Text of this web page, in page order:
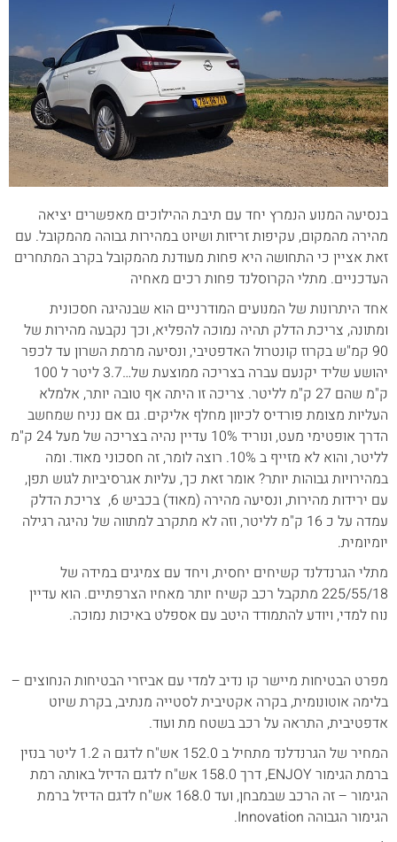
בנסיעה המנוע הנמרץ יחד עם תיבת ההילוכים מאפשרים יציאה
מהירה מהמקום, עקיפות זריזות ושיוט במהירות גבוהה מהמקובל. עם
זאת אציין כי התחושה היא פחות מעודנת מהמקובל בקרב המתחרים
העדכניים. מתלי הקרוסלנד פחות רכים מאחיה
אחד היתרונות של המנועים המודרניים הוא שבנהיגה חסכונית
ומתונה, צריכת הדלק תהיה נמוכה להפליא, וכך נקבעה מהירות של
90 קמ"ש בקרוז קונטרול האדפטיבי, ונסיעה מרמת השרון עד לכפר
יהושע שליד יקנעם עברה בצריכה ממוצעת של…3.7 ליטר ל 100
ק"מ שהם 27 ק"מ לליטר. צריכה זו היתה אף טובה יותר, אלמלא
העליות מצומת פורדיס לכיוון מחלף אליקים. גם אם נניח שמחשב
הדרך אופטימי מעט, ונוריד 10% עדיין נהיה בצריכה של מעל 24 ק"מ
לליטר, והוא לא מזייף ב 10%. רוצה לומר, זה חסכוני מאוד. ומה
במהירויות גבוהות יותר? אומר זאת כך, עליות אגרסיביות לגוש תפן,
עם ירידות מהירות, ונסיעה מהירה (מאוד) בכביש 6, צריכת הדלק
עמדה על כ 16 ק"מ לליטר, וזה לא מתקרב למתווה של נהיגה רגילה
יומיומית.
מתלי הגרנדלנד קשיחים יחסית, ויחד עם צמיגים במידה של
225/55/18 מתקבל רכב קשיח יותר מאחיו הצרפתיים. הוא עדיין
נוח למדי, ויודע להתמודד היטב עם אספלט באיכות נמוכה.
מפרט הבטיחות מיישר קו נדיב למדי עם אביזרי הבטיחות הנחוצים –
בלימה אוטונומית, בקרה אקטיבית לסטייה מנתיב, בקרת שיוט
אדפטיבית, התראה על רכב בשטח מת ועוד.
המחיר של הגרנדלנד מתחיל ב 152.0 אש"ח לדגם ה 1.2 ליטר בנזין
ברמת הגימור ENJOY, דרך 158.0 אש"ח לדגם הדיזל באותה רמת
הגימור – זה הרכב שבמבחן, ועד 168.0 אש"ח לדגם הדיזל ברמת
הגימור הגבוהה Innovation.